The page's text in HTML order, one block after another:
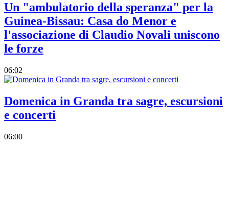
Un "ambulatorio della speranza" per la
Guinea-Bissau: Casa do Menor e
l'associazione di Claudio Novali uniscono
le forze
06:02
Domenica in Granda tra sagre, escursioni
e concerti
06:00